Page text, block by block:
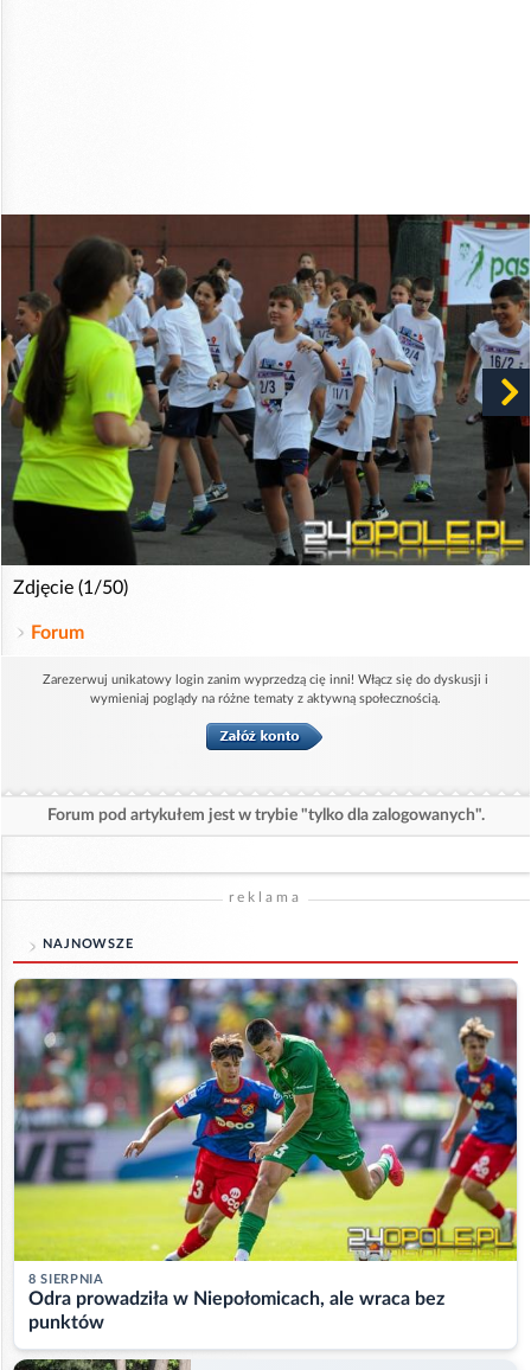
Zdjęcie (1/50)
Forum
Zarezerwuj unikatowy login zanim wyprzedzą cię inni! Włącz się do dyskusji i
wymieniaj poglądy na różne tematy z aktywną społecznością.
Forum pod artykułem jest w trybie "tylko dla zalogowanych".
reklama
NAJNOWSZE
8 SIERPNIA
Odra prowadziła w Niepołomicach, ale wraca bez
punktów